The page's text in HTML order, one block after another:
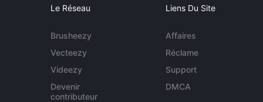
Le Réseau
Brusheezy
Vecteezy
Videezy
Devenir
contributeur
Liens Du Site
Affaires
Réclame
Support
DMCA